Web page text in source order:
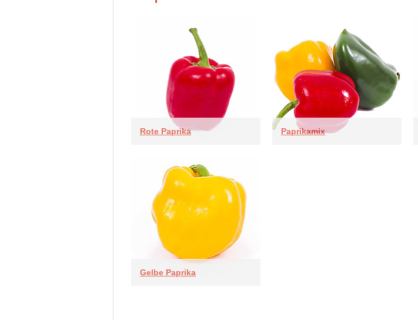
Rote Paprika Paprikamix
Gelbe Paprika